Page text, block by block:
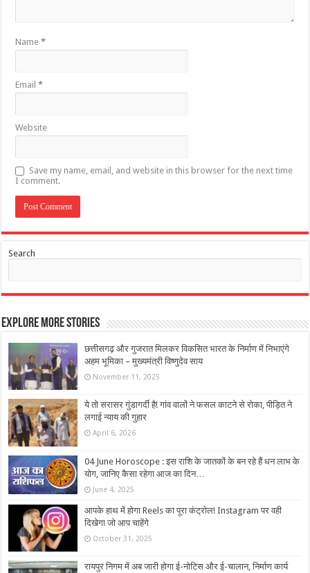
Name*
Email*
Website
Save my name, email, and website in this browser for the next time
I comment.
Search
Explore More Stories
छत्तीसगढ़ और गुजरात मिलकर विकसित भारत के निर्माण में निभाएंगे
अहम भूमिका – मुख्यमंत्री विष्णुदेव साय
November 11, 2025
ये तो सरासर गुंडागर्दी है! गांव वालों ने फसल काटने से रोका, पीड़ित ने
लगाई न्याय की गुहार
April 6, 2026
04 June Horoscope : इस राशि के जातकों के बन रहे हैं धन लाभ के
योग, जानिए कैसा रहेगा आज का दिन…
June 4, 2025
आपके हाथ में होगा Reels का पूरा कंट्रोल! Instagram पर वही
दिखेगा जो आप चाहेंगे
October 31, 2025
रायपुर निगम में अब जारी होगा ई-नोटिस और ई-चालान, निर्माण कार्य